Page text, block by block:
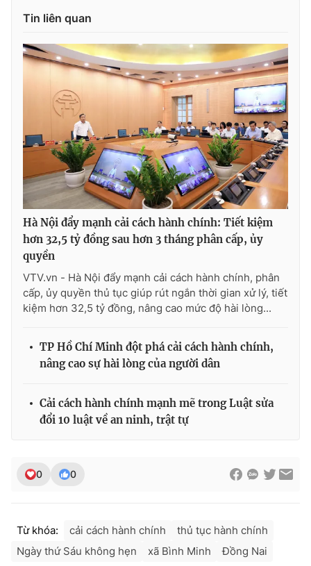
toasoan@vtv.vn
Liên hệ quảng cáo:024-7300.7108
® Cấm sao chép dưới mọi hình thức nếu không có sự chấp
thuận bằng văn bản. Ghi rõ nguồn VTV.vn khi phát hành lại
thông tin từ website này.
Tin liên quan
Hà Nội đẩy mạnh cải cách hành chính: Tiết kiệm
hơn 32,5 tỷ đồng sau hơn 3 tháng phân cấp, ủy
quyền
VTV.vn - Hà Nội đẩy mạnh cải cách hành chính, phân
cấp, ủy quyền thủ tục giúp rút ngắn thời gian xử lý, tiết
kiệm hơn 32,5 tỷ đồng, nâng cao mức độ hài lòng...
TP Hồ Chí Minh đột phá cải cách hành chính,
nâng cao sự hài lòng của người dân
Cải cách hành chính mạnh mẽ trong Luật sửa
đổi 10 luật về an ninh, trật tự
0 0
Từ khóa: cải cách hành chính
thủ tục hành chính
Ngày thứ Sáu không hẹn
xã Bình Minh Đồng Nai